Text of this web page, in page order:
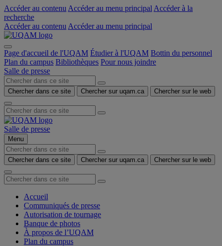
Accéder au contenu Accéder au menu principal Accéder à la
recherche
Accéder au contenu Accéder au menu principal
Page d'accueil de l'UQAM Étudier à l'UQAM Bottin du personnel
Plan du campus Bibliothèques Pour nous joindre
Salle de presse
Chercher dans ce site Chercher sur uqam.ca Chercher sur le web
Salle de presse
Menu
Chercher dans ce site Chercher sur uqam.ca Chercher sur le web
Accueil
Communiqués de presse
Autorisation de tournage
Banque de photos
À propos de l’UQAM
Plan du campus